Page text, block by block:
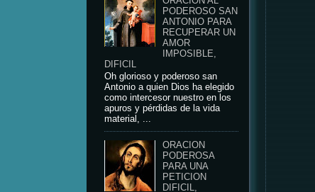
PODEROSO SAN
ANTONIO PARA
RECUPERAR UN
AMOR
IMPOSIBLE,
DIFICIL
Oh glorioso y poderoso san
Antonio a quien Dios ha elegido
como intercesor nuestro en los
apuros y pérdidas de la vida
material, ...
ORACION
PODEROSA
PARA UNA
PETICION
DIFICIL,